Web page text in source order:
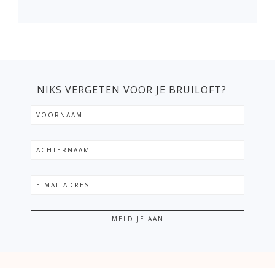
NIKS VERGETEN VOOR JE BRUILOFT?